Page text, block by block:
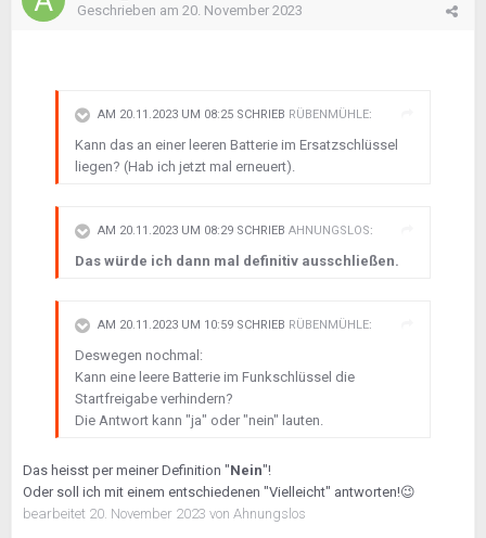
Geschrieben am 20. November 2023
AM 20.11.2023 UM 08:25 SCHRIEB RÜBENMÜHLE:
Kann das an einer leeren Batterie im Ersatzschlüssel
liegen? (Hab ich jetzt mal erneuert).
AM 20.11.2023 UM 08:29 SCHRIEB AHNUNGSLOS:
Das würde ich dann mal definitiv ausschließen.
AM 20.11.2023 UM 10:59 SCHRIEB RÜBENMÜHLE:
Deswegen nochmal:
Kann eine leere Batterie im Funkschlüssel die
Startfreigabe verhindern?
Die Antwort kann "ja" oder "nein" lauten.
Das heisst per meiner Definition "Nein"!
Oder soll ich mit einem entschiedenen "Vielleicht" antworten!😉
bearbeitet 20. November 2023 von Ahnungslos